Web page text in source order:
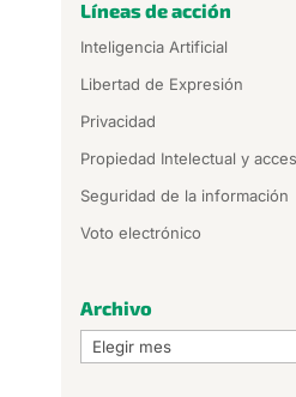
Líneas de acción
Inteligencia Artificial
Libertad de Expresión
Privacidad
Propiedad Intelectual y
Seguridad de la información
Voto electrónico
Archivo
Archivo